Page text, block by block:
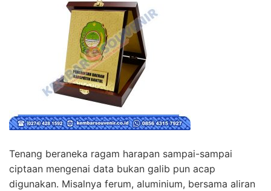
Tenang beraneka ragam harapan sampai-sampai
ciptaan mengenai data bukan galib pun acap
digunakan. Misalnya ferum, aluminium, bersama aliran